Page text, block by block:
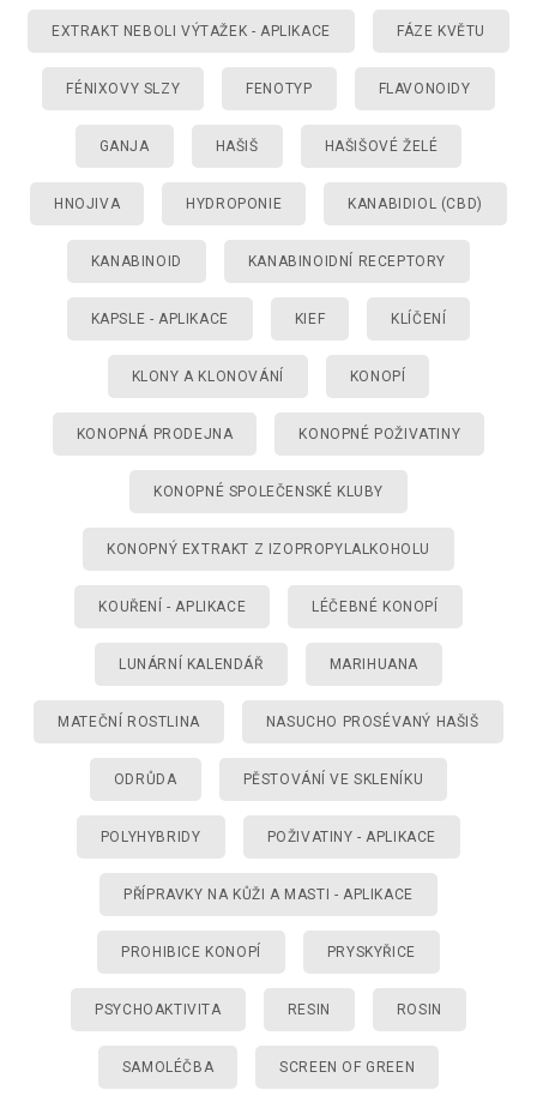
EXTRAKT NEBOLI VÝTAŽEK - APLIKACE FÁZE KVĚTU
FÉNIXOVY SLZY FENOTYP FLAVONOIDY
GANJA HAŠIŠ HAŠIŠOVÉ ŽELÉ
HNOJIVA HYDROPONIE KANABIDIOL (CBD)
KANABINOID KANABINOIDNÍ RECEPTORY
KAPSLE - APLIKACE KIEF KLÍČENÍ
KLONY A KLONOVÁNÍ KONOPÍ
KONOPNÁ PRODEJNA KONOPNÉ POŽIVATINY
KONOPNÉ SPOLEČENSKÉ KLUBY
KONOPNÝ EXTRAKT Z IZOPROPYLALKOHOLU
KOUŘENÍ - APLIKACE LÉČEBNÉ KONOPÍ
LUNÁRNÍ KALENDÁŘ MARIHUANA
MATEČNÍ ROSTLINA NASUCHO PROSÉVANÝ HAŠIŠ
ODRŮDA PĚSTOVÁNÍ VE SKLENÍKU
POLYHYBRIDY POŽIVATINY - APLIKACE
PŘÍPRAVKY NA KŮŽI A MASTI - APLIKACE
PROHIBICE KONOPÍ PRYSKYŘICE
PSYCHOAKTIVITA RESIN ROSIN
SAMOLÉČBA SCREEN OF GREEN